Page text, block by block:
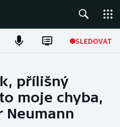
SLEDOVAT
přílišný
moje chyba,